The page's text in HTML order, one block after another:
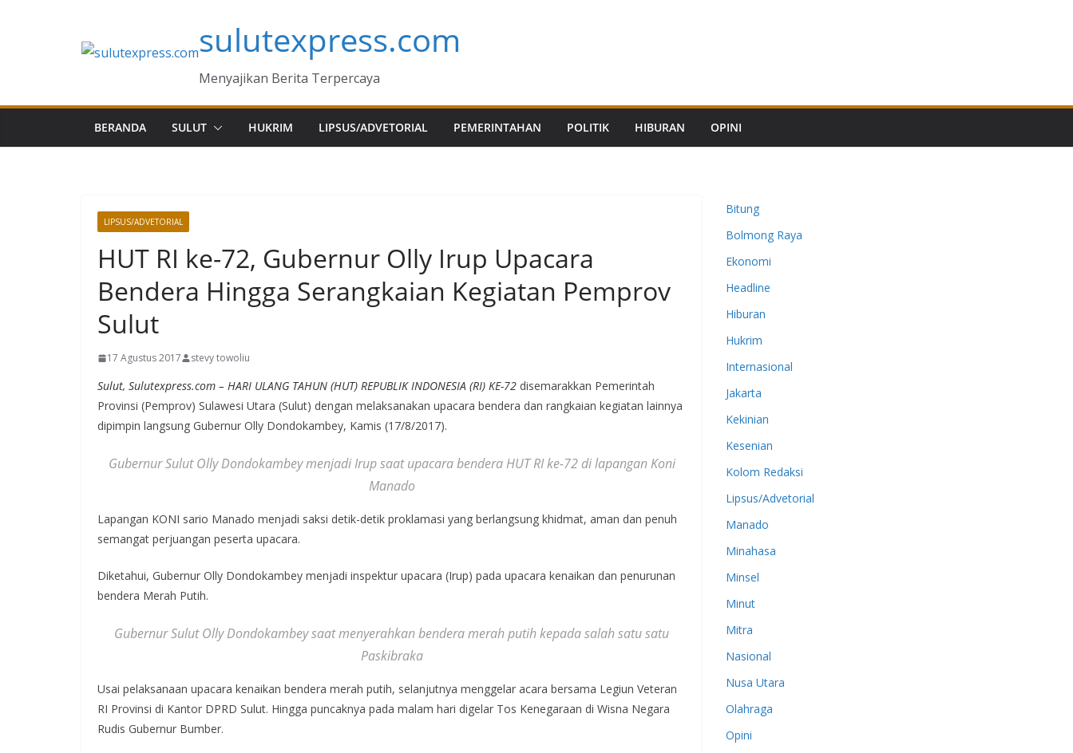
sulutexpress.com
Menyajikan Berita Terpercaya
BERANDA SULUT HUKRIM LIPSUS/ADVETORIAL PEMERINTAHAN POLITIK HIBURAN OPINI
LIPSUS/ADVETORIAL
HUT RI ke-72, Gubernur Olly Irup Upacara
Bendera Hingga Serangkaian Kegiatan Pemprov
Sulut
17 Agustus 2017 stevy towoliu
Sulut, Sulutexpress.com – HARI ULANG TAHUN (HUT) REPUBLIK INDONESIA (RI) KE-72 disemarakkan Pemerintah
Provinsi (Pemprov) Sulawesi Utara (Sulut) dengan melaksanakan upacara bendera dan rangkaian kegiatan lainnya
dipimpin langsung Gubernur Olly Dondokambey, Kamis (17/8/2017).
Gubernur Sulut Olly Dondokambey menjadi Irup saat upacara bendera HUT RI ke-72 di lapangan Koni
Manado
Lapangan KONI sario Manado menjadi saksi detik-detik proklamasi yang berlangsung khidmat, aman dan penuh
semangat perjuangan peserta upacara.
Diketahui, Gubernur Olly Dondokambey menjadi inspektur upacara (Irup) pada upacara kenaikan dan penurunan
bendera Merah Putih.
Gubernur Sulut Olly Dondokambey saat menyerahkan bendera merah putih kepada salah satu satu
Paskibraka
Usai pelaksanaan upacara kenaikan bendera merah putih, selanjutnya menggelar acara bersama Legiun Veteran
RI Provinsi di Kantor DPRD Sulut. Hingga puncaknya pada malam hari digelar Tos Kenegaraan di Wisna Negara
Rudis Gubernur Bumber.
Bitung
Bolmong Raya
Ekonomi
Headline
Hiburan
Hukrim
Internasional
Jakarta
Kekinian
Kesenian
Kolom Redaksi
Lipsus/Advetorial
Manado
Minahasa
Minsel
Minut
Mitra
Nasional
Nusa Utara
Olahraga
Opini